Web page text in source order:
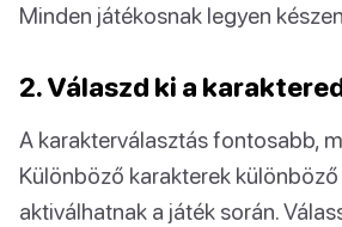
Minden játékosnak legyen
2. Válaszd ki a
A karakterválasztás fontosabb,
Különböző karakterek
aktiválhatnak a játék során.